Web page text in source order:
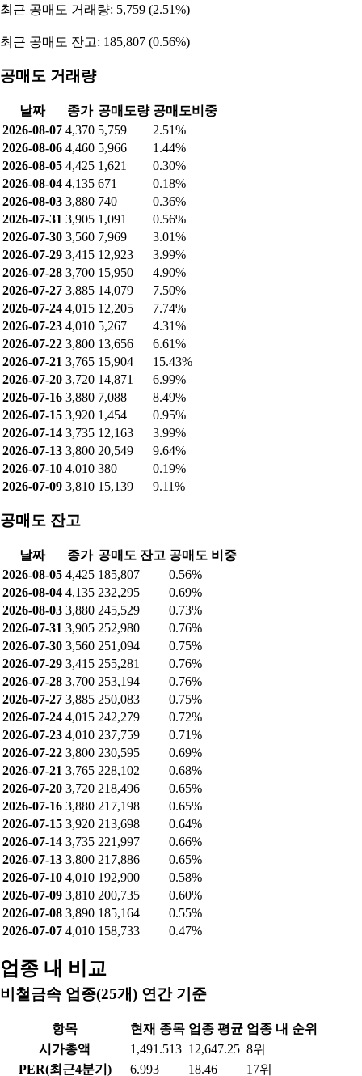
매출 구성
구성 요소
비율
동 [비철금속]
인청동 [비철금속] 5.77%
기타 [비철금속]
0.8%
기타
0.13%
공매도 현황
최근 공매도 거래량: 5,759 (2.51%)
최근 공매도 잔고: 185,807 (0.56%)
공매도 거래량
날짜 종가 공매도량
공매도비중
2026-08-07 4,370 5,759
2.51%
2026-08-06 4,460 5,966
1.44%
2026-08-05 4,425 1,621
0.30%
2026-08-04 4,135 671
0.18%
2026-08-03 3,880 740
0.36%
2026-07-31 3,905 1,091
0.56%
2026-07-30 3,560 7,969
3.01%
2026-07-29 3,415 12,923
3.99%
2026-07-28 3,700 15,950
4.90%
2026-07-24 4,015
2026-07-22
3,800 13,656
6.61%
2026-07-21 3,765 15,904
15.43%
2026-07-20 3,720 14,871
6.99%
2026-07-16 3,880 7,088
8.49%
2026-07-15 3,920 1,454
0.95%
2026-07-14 3,735 12,163
3.99%
2026-07-13 3,800 20,549
9.64%
2026-07-10 4,010 380
0.19%
2026-07-09 3,810 15,139 9.11%
공매도 잔고
날짜 종가 공매도 잔고
공매도 비중
2026-08-05 4,425 185,807
0.56%
2026-08-04 4,135 232,295
0.69%
2026-08-03 3,880 245,529
0.73%
2026-07-31 3,905 252,980
0.76%
2026-07-30 3,560 251,094
0.75%
2026-07-29 3,415 255,281
0.76%
2026-07-28 3,700 253,194
0.76%
2026-07-27 3,885 250,083
0.75%
2026-07-24 4,015 242,279
0.72%
2026-07-22
3,800 230,595
2026-07-21 3,765 228,102
0.68%
2026-07-20 3,720 218,496
0.65%
2026-07-16 3,880 217,198
0.65%
2026-07-15 3,920
2026-07-14 3,735 221,997
0.66%